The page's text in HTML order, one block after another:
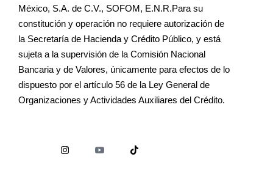
México, S.A. de C.V., SOFOM, E.N.R.Para su
constitución y operación no requiere autorización de
la Secretaría de Hacienda y Crédito Público, y está
sujeta a la supervisión de la Comisión Nacional
Bancaria y de Valores, únicamente para efectos de lo
dispuesto por el artículo 56 de la Ley General de
Organizaciones y Actividades Auxiliares del Crédito.